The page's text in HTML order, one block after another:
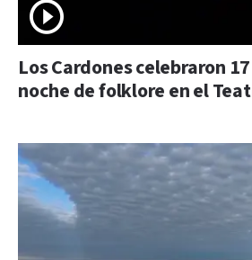
Los Cardones celebraron
noche de folklore en el